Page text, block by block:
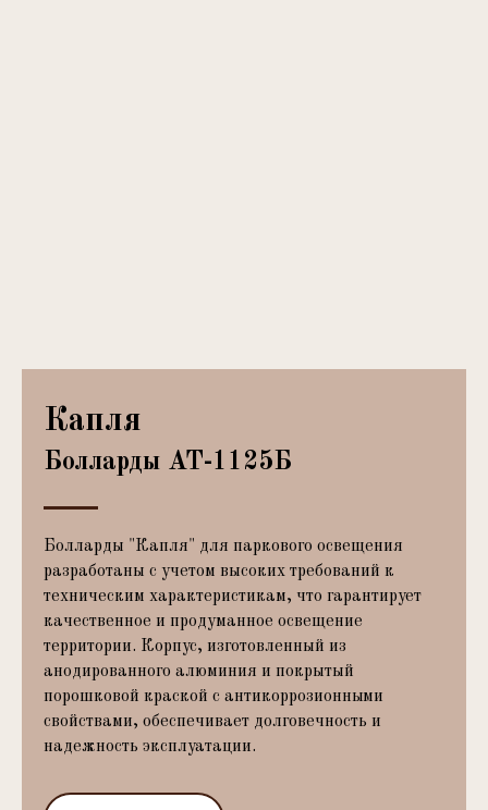
Капля
Болларды АТ-1125Б
Болларды "Капля" для паркового освещения
разработаны с учетом высоких требований к
техническим характеристикам, что гарантирует
качественное и продуманное освещение
территории. Корпус, изготовленный из
анодированного алюминия и покрытый
порошковой краской с антикоррозионными
свойствами, обеспечивает долговечность и
надежность эксплуатации.